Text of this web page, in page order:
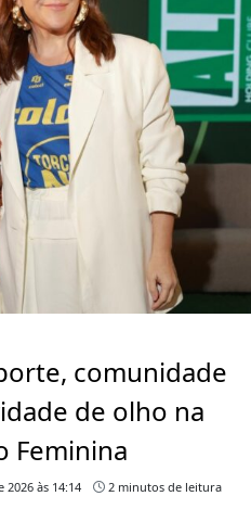
comunidade
de olho na
Feminina
às 14:14 2 minutos de leitura